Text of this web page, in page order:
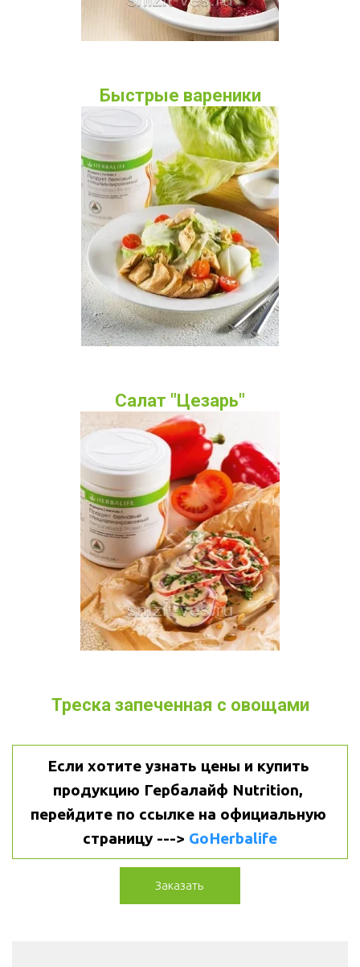
Быстрые вареники
Салат "Цезарь"
Треска запеченная с овощами
Если хотите узнать цены и купить
продукцию Гербалайф Nutrition,
перейдите по ссылке на официальную
страницу ---> GoHerbalife
Заказать